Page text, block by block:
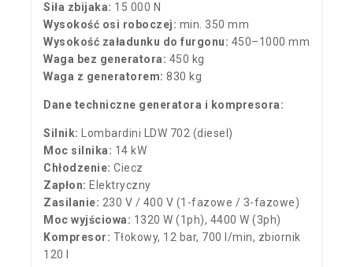
Siła zbijaka: 15 000 N
Wysokość osi roboczej: min. 350 mm
Wysokość załadunku do furgonu: 450–1000 mm
Waga bez generatora: 450 kg
Waga z generatorem: 830 kg
Dane techniczne generatora i kompresora:
Silnik: Lombardini LDW 702 (diesel)
Moc silnika: 14 kW
Chłodzenie: Ciecz
Zapłon: Elektryczny
Zasilanie: 230 V / 400 V (1-fazowe / 3-fazowe)
Moc wyjściowa: 1320 W (1ph), 4400 W (3ph)
Kompresor: Tłokowy, 12 bar, 700 l/min, zbiornik
120 l